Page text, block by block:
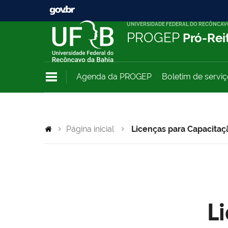
UNIVERSIDADE FEDERAL DO
PROGEP Pró-
Agenda da PROGEP Boletim de
Página inicial Licenças para